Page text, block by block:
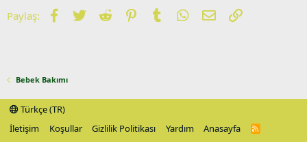
Paylaş: Facebook
TwitterReddit PinterestTumblrWhatsApp
E-postaLink
Bebek Bakımı
Türkçe (TR)
İletişim
Koşullar Gizlilik Politikası Yardım Anasayfa
R